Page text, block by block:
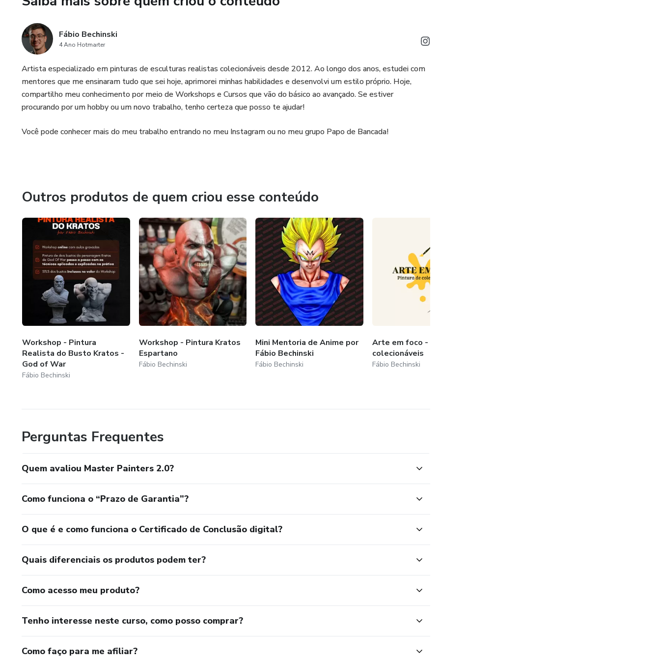
Fábio Bechinski
4 Ano Hotmarter
Artista especializado em pinturas de esculturas realistas colecionáveis desde 2012. Ao longo dos anos, estudei com
mentores que me ensinaram tudo que sei hoje, aprimorei minhas habilidades e desenvolvi um estilo próprio. Hoje,
compartilho meu conhecimento por meio de Workshops e Cursos que vão do básico ao avançado. Se estiver
procurando por um hobby ou um novo trabalho, tenho certeza que posso te ajudar!
Você pode conhecer mais do meu trabalho entrando no meu Instagram ou no meu grupo Papo de Bancada!
Outros produtos de quem criou esse conteúdo
Workshop - Pintura
Realista do Busto Kratos -
God of War
Fábio Bechinski
Workshop - Pintura Kratos
Espartano
Fábio Bechinski
Mini Mentoria de Anime por
Fábio Bechinski
Fábio Bechinski
Arte em foco - Pintura de
colecionáveis
Fábio Bechinski
Perguntas Frequentes
Quem avaliou Master Painters 2.0?
Como funciona o “Prazo de Garantia”?
O que é e como funciona o Certificado de Conclusão digital?
Quais diferenciais os produtos podem ter?
Como acesso meu produto?
Tenho interesse neste curso, como posso comprar?
Como faço para me afiliar?